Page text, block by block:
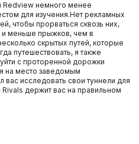
Redview немного менее
для изучения.Нет рекламных
чтобы прорваться сквозь них,
и меньше прыжков, чем в
скрытых путей, которые
путешествовать, я также
с проторенной дорожки
на место заведомым
исследовать свои туннели для
держит вас на правильном